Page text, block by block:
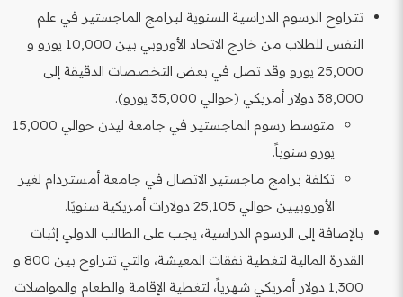
تتراوح الرسوم الدراسية السنوية لبرامج الماجستير في علم
النفس للطلاب من خارج الاتحاد الأوروبي بين 10,000 يورو و
25,000 يورو وقد تصل في بعض التخصصات الدقيقة إلى
38,000 دولار أمريكي (حوالي 35,000 يورو).
متوسط رسوم الماجستير في جامعة ليدن حوالي 15,000
يورو سنوياً.
تكلفة برامج ماجستير الاتصال في جامعة أمستردام لغير
الأوروبيين حوالي 25,105 دولارات أمريكية سنويًا.
بالإضافة إلى الرسوم الدراسية، يجب على الطالب الدولي إثبات
القدرة المالية لتغطية نفقات المعيشة، والتي تتراوح بين 800 و
1,300 دولار أمريكي شهرياً، لتغطية الإقامة والطعام والمواصلات.